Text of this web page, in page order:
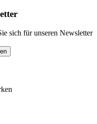
sich für unseren Newsletter